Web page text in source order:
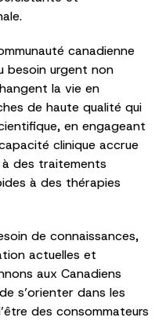
canadienne
besoin urgent non
la vie en
de haute qualité qui
en engageant
clinique accrue
des traitements
à des thérapies
de connaissances,
actuelles et
aux Canadiens
s’orienter dans les
des consommateurs